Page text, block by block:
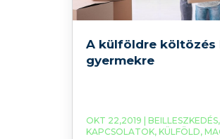
A külföldre költözés
gyermekre
OKT 22,2019 | BEILLESZKEDÉS,
KAPCSOLATOK, KÜLFÖLD,